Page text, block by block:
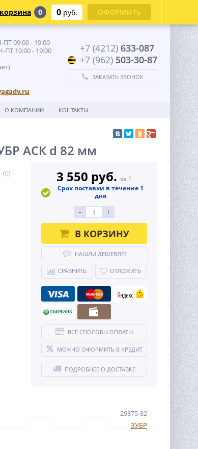
ПТ 09:00 - 19:00
ПТ 10:00 - 19:00
+7 (4212) 633-087
+7 (962) 503-30-87
ЗАКАЗАТЬ ЗВОНОК
О КОМПАНИИ КОНТАКТЫ
АСК d 82 мм
(0) 3 550 руб. за 1
Срок поставки в течение 1
дня
- +
В КОРЗИНУ
НАШЛИ ДЕШЕВЛЕ?
СРАВНИТЬ ОТЛОЖИТЬ
ВСЕ СПОСОБЫ ОПЛАТЫ
МОЖНО ОФОРМИТЬ В КРЕДИТ
ПОДРОБНЕЕ О ДОСТАВКЕ
29875-82
ЗУБР
0 0 руб. ОФОРМИТЬ